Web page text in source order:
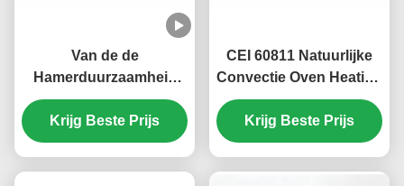
Van de de
Hamerduurzaamheid
van CEI 60745-2-1
Elektrische van de
Testapparaten van de
Krijg Beste Prijs
CEI 60811 Natuurlijke
Convectie Oven Heating
Chamber 8-20
Luchtveranderingen per
Uur
Krijg Beste Prijs